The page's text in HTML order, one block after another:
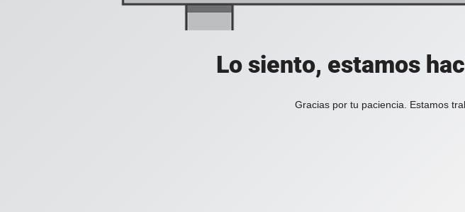
Lo siento, estamos
Gracias por tu paciencia. Estamos